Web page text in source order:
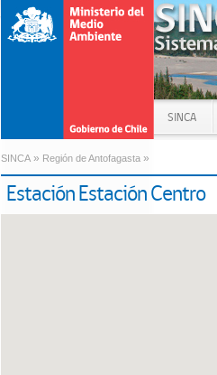
SINCA
SINCA » Región de Antofagasta »
Estación Estación Centro